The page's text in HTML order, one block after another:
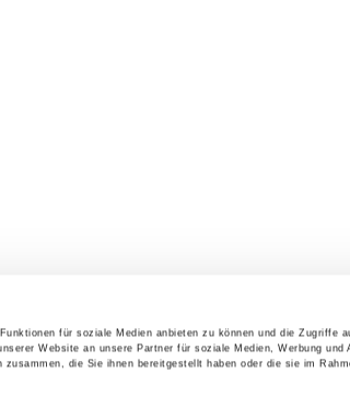
für soziale Medien anbieten zu können und die Zugriffe
Website an unsere Partner für soziale Medien, Werbung und
die Sie ihnen bereitgestellt haben oder die sie im
der Justizvollzugsanstalt Heilbronn.